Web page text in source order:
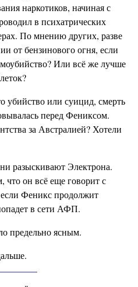
наркотиков, начиная с
в психатрических
По мнению других, разве
от бензинового огня, если
Или всё же лучше
убийство или суицид, смерть
перед Фениксом.
за Австралией? Хотели
разыскивают Электрона.
он всё еще говорит с
Феникс продолжит
в сети АФП.
предельно ясным.